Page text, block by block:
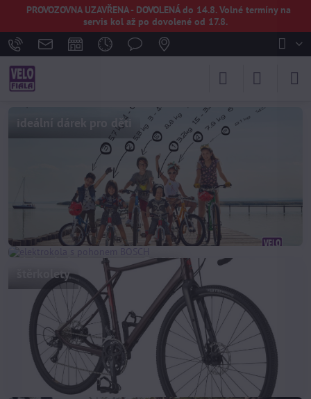
PROVOZOVNA UZAVŘENA - DOVOLENÁ do 14.8. Volné termíny na
servis kol až po dovolené od 17.8.
ideální dárek pro děti
elektrokola s pohonem BOSCH
štěrkolety